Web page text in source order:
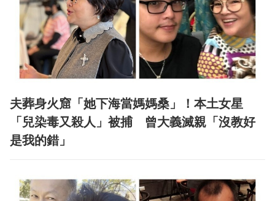
夫葬身火窟「她下海當媽媽桑」！本土女星
「兒染毒又殺人」被捕 曾大義滅親「沒教好
是我的錯」